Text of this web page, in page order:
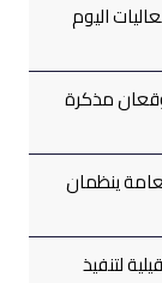
اليوم
مذكرة
ينظمان
لتنفيذ